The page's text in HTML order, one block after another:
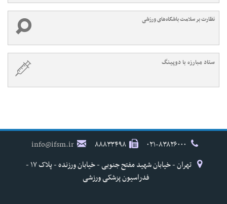
نظارت بر سلامت باشگاه‌های ورزشی
ستاد مبارزه با دوپینگ
۸۸۸۳۳۴۹۸
info@ifsm.ir
تهران - خیابان شهید مفتح جنوبی - خیابان ورزنده - پلاک ۱۷ -
فدراسیون پزشکی ورزشی